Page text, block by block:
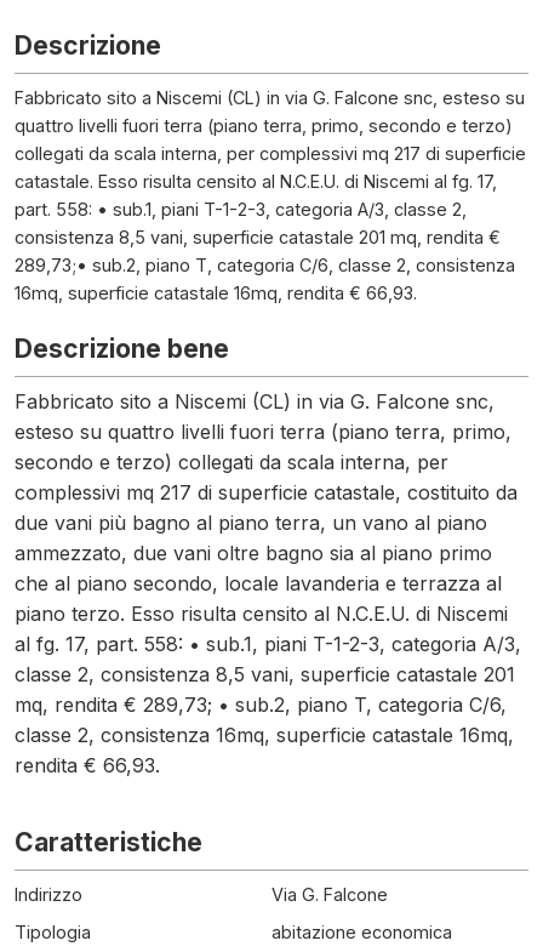
Descrizione
Fabbricato sito a Niscemi (CL) in via G. Falcone snc, esteso su
quattro livelli fuori terra (piano terra, primo, secondo e terzo)
collegati da scala interna, per complessivi mq 217 di superficie
catastale. Esso risulta censito al N.C.E.U. di Niscemi al fg. 17,
part. 558: • sub.1, piani T-1-2-3, categoria A/3, classe 2,
consistenza 8,5 vani, superficie catastale 201 mq, rendita €
289,73;• sub.2, piano T, categoria C/6, classe 2, consistenza
16mq, superficie catastale 16mq, rendita € 66,93.
Descrizione bene
Fabbricato sito a Niscemi (CL) in via G. Falcone snc,
esteso su quattro livelli fuori terra (piano terra, primo,
secondo e terzo) collegati da scala interna, per
complessivi mq 217 di superficie catastale, costituito da
due vani più bagno al piano terra, un vano al piano
ammezzato, due vani oltre bagno sia al piano primo
che al piano secondo, locale lavanderia e terrazza al
piano terzo. Esso risulta censito al N.C.E.U. di Niscemi
al fg. 17, part. 558: • sub.1, piani T-1-2-3, categoria A/3,
classe 2, consistenza 8,5 vani, superficie catastale 201
mq, rendita € 289,73; • sub.2, piano T, categoria C/6,
classe 2, consistenza 16mq, superficie catastale 16mq,
rendita € 66,93.
Caratteristiche
Indirizzo
Via G. Falcone
Tipologia
abitazione economica